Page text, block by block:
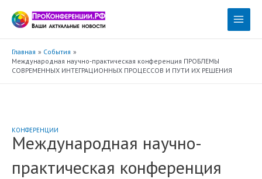
содержимому
Main
Главная
События
Международная научно-практическая конференция ПРОБЛЕМЫ
СОВРЕМЕННЫХ ИНТЕГРАЦИОННЫХ ПРОЦЕССОВ И ПУТИ ИХ РЕШЕНИЯ
КОНФЕРЕНЦИИ
Международная научно-
практическая конференция